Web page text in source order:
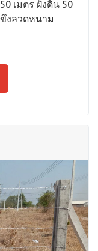
เมตร ฝังดิน 50
ขึงลวดหนาม